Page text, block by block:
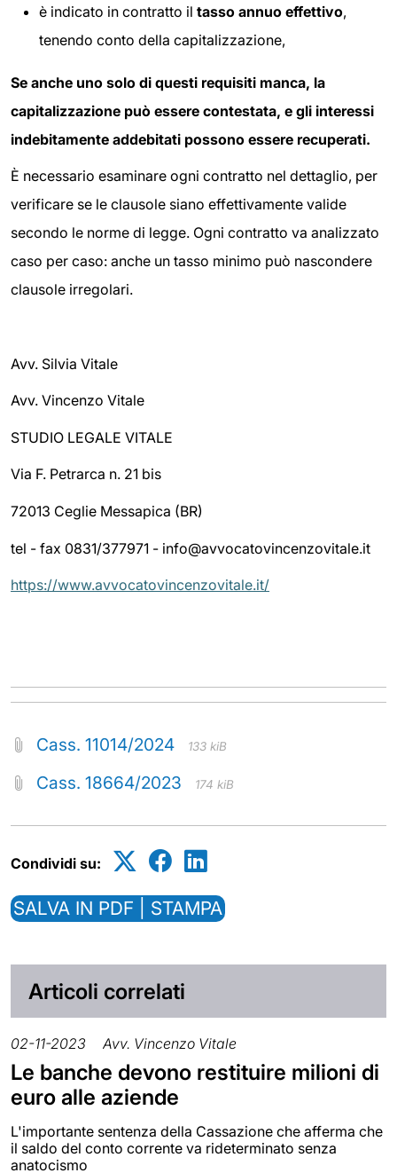
è indicato in contratto il tasso annuo effettivo,
tenendo conto della capitalizzazione,
Se anche uno solo di questi requisiti manca, la
capitalizzazione può essere contestata, e gli interessi
indebitamente addebitati possono essere recuperati.
È necessario esaminare ogni contratto nel dettaglio, per
verificare se le clausole siano effettivamente valide
secondo le norme di legge. Ogni contratto va analizzato
caso per caso: anche un tasso minimo può nascondere
clausole irregolari.
Avv. Silvia Vitale
Avv. Vincenzo Vitale
STUDIO LEGALE VITALE
Via F. Petrarca n. 21 bis
72013 Ceglie Messapica (BR)
tel - fax 0831/377971 - info@avvocatovincenzovitale.it
https://www.avvocatovincenzovitale.it/
Cass. 11014/2024 133 kiB
Cass. 18664/2023 174 kiB
Condividi su:
SALVA IN PDF | STAMPA
Articoli correlati
02-11-2023 Avv. Vincenzo Vitale
Le banche devono restituire milioni di
euro alle aziende
L'importante sentenza della Cassazione che afferma che
il saldo del conto corrente va rideterminato senza
anatocismo